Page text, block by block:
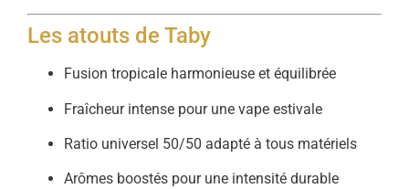
Les atouts de Taby
Fusion tropicale harmonieuse et équilibrée
Fraîcheur intense pour une vape estivale
Ratio universel 50/50 adapté à tous matériels
Arômes boostés pour une intensité durable